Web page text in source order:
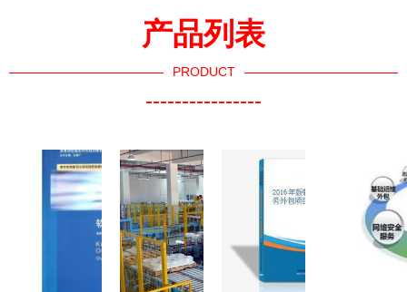
产品列表
PRODUCT
----------------